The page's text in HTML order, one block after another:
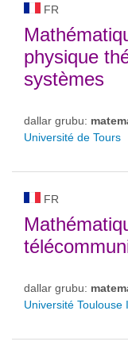
FR
physique
systèmes
dallar grubu:
Université de Tours
FR
dallar grubu:
Université Toulouse